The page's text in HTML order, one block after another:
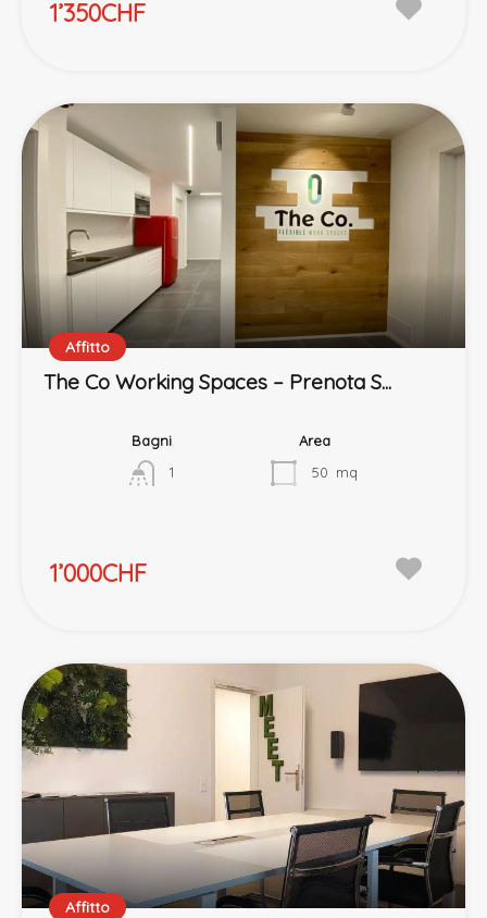
1’350CHF
The Co Working Spaces – Prenota S...
Bagni
1
Area
50 mq
Affitto
1’000CHF
Affitto